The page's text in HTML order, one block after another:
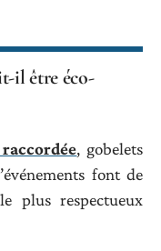
il être éco-
, gobelets
font de
plus respectueux